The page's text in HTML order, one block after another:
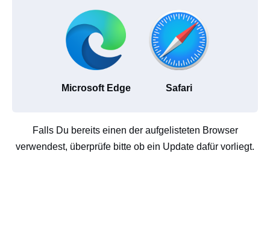
Microsoft Edge Safari
Falls Du bereits einen der aufgelisteten Browser
verwendest, überprüfe bitte ob ein Update dafür vorliegt.